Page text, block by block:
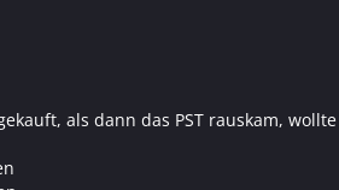
als dann das PST rauskam,